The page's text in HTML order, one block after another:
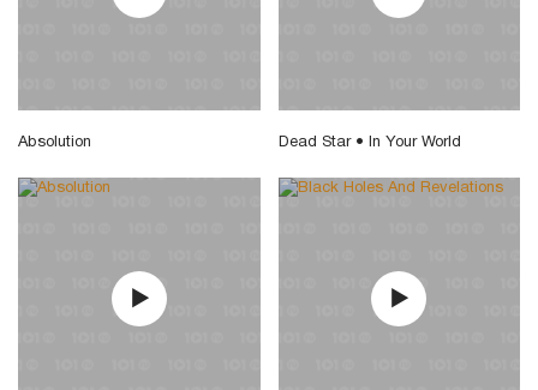
Absolution Dead Star • In Your World